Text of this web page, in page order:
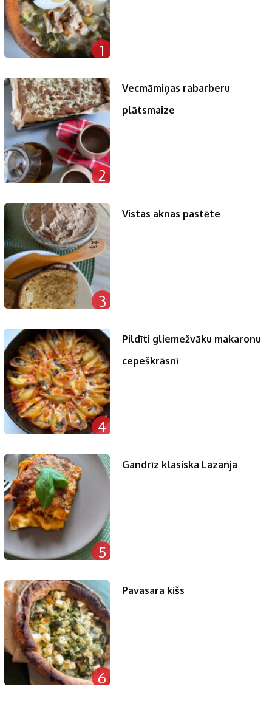
1
2
Vecmāmiņas rabarberu
plātsmaize
3
Vistas aknas pastēte
4
Pildīti gliemežvāku makaronu
cepeškrāsnī
5
Gandrīz klasiska Lazanja
6
Pavasara kišs